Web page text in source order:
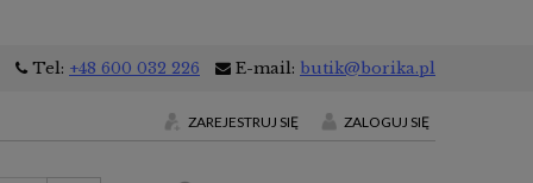
Tel: +48 600 032 226 E-mail: butik@borika.pl
ZAREJESTRUJ SIĘ ZALOGUJ SIĘ